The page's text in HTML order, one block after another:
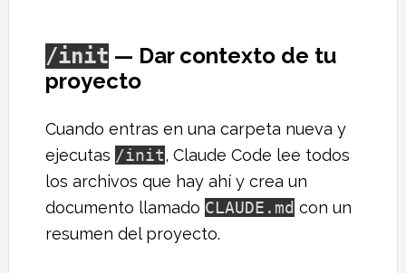
/init — Dar contexto de tu
proyecto
Cuando entras en una carpeta nueva y
ejecutas /init, Claude Code lee todos
los archivos que hay ahí y crea un
documento llamado CLAUDE.md con un
resumen del proyecto.